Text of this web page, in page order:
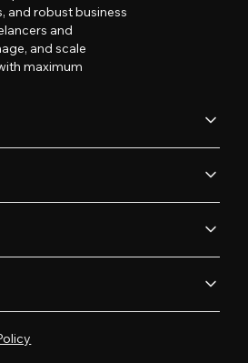
and robust business
and
and scale
maximum